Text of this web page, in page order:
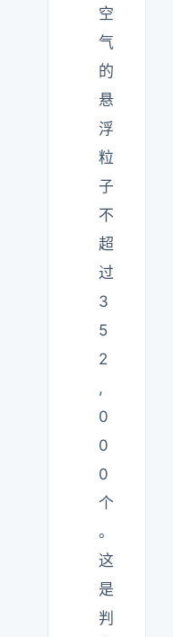
空
气
的
悬
浮
粒
子
不
超
过
3
5
2
,
0
0
0
个
。
这
是
判